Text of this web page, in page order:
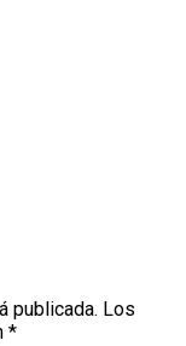
publicada. Los
*